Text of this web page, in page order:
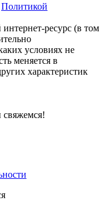
Политикой
ресурс (в том
условиях не
меняется в
характеристик
свяжемся!